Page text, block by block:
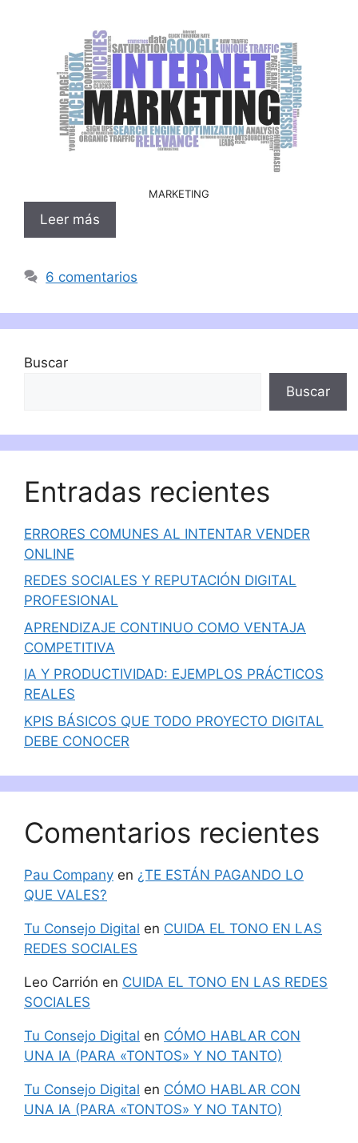
MARKETING
Leer más
6 comentarios
Buscar
Buscar
Entradas recientes
ERRORES COMUNES AL INTENTAR VENDER
ONLINE
REDES SOCIALES Y REPUTACIÓN DIGITAL
PROFESIONAL
APRENDIZAJE CONTINUO COMO VENTAJA
COMPETITIVA
IA Y PRODUCTIVIDAD: EJEMPLOS PRÁCTICOS
REALES
KPIS BÁSICOS QUE TODO PROYECTO DIGITAL
DEBE CONOCER
Comentarios recientes
Pau Company en ¿TE ESTÁN PAGANDO LO
QUE VALES?
Tu Consejo Digital en CUIDA EL TONO EN LAS
REDES SOCIALES
Leo Carrión en CUIDA EL TONO EN LAS REDES
SOCIALES
Tu Consejo Digital en CÓMO HABLAR CON
UNA IA (PARA «TONTOS» Y NO TANTO)
Tu Consejo Digital en CÓMO HABLAR CON
UNA IA (PARA «TONTOS» Y NO TANTO)